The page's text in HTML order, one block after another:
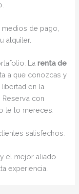
de pago,
alquiler.
Larenta de
a que conozcas y
en la
con
te lo mereces.
satisfechos.
el mejor aliado.
experiencia.